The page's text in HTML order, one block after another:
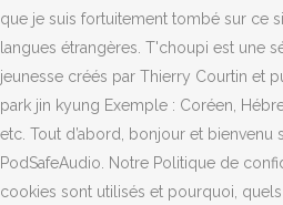
que je suis fortuitement tombé sur ce
langues étrangères. T'choupi est une
jeunesse créés par Thierry Courtin et
park jin kyung Exemple : Coréen,
etc. Tout d’abord, bonjour et
PodSafeAudio. Notre Politique de
cookies sont utilisés et pourquoi,